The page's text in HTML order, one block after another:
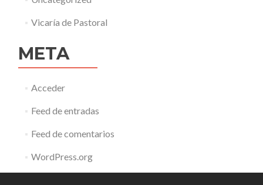
Vicaría de Pastoral
META
Acceder
Feed de entradas
Feed de comentarios
WordPress.org